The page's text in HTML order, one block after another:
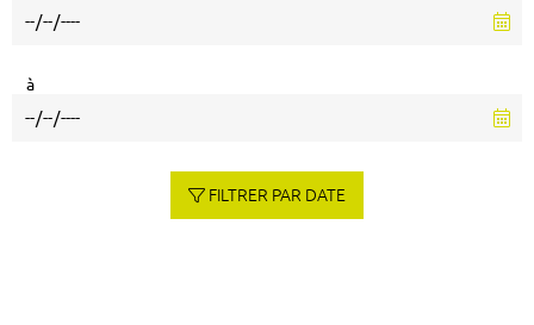
à
FILTRER PAR DATE